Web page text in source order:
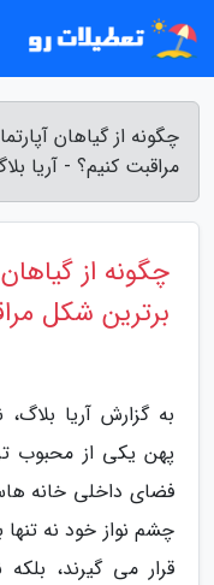
چگونه از گیاهان
مراقبت کنیم؟ - آریا
چگونه از
برترین شکل
به گزارش آریا بلاگ،
پهن یکی از محبوب
فضای داخلی خانه
چشم نواز خود نه تنها
قرار می گیرند،